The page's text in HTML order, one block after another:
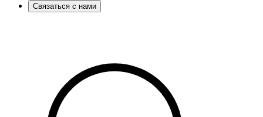
Связаться с нами